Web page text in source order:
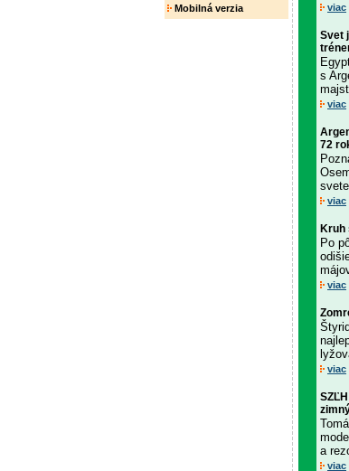
Mobilná verzia viac
Svet
s
viac
72
viac
Kruh
Po
viac
viac
a
viac